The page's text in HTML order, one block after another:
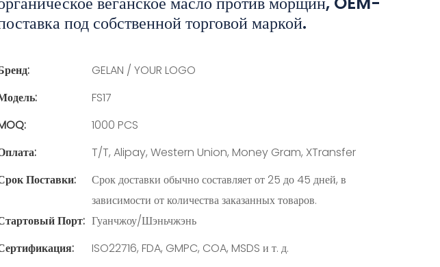
под собственной торговой маркой.
GELAN / YOUR LOGO
FS17
1000 PCS
T/T, Alipay, Western Union, Money Gram, XTransfer
Поставки:
Срок доставки обычно составляет от 25 до 45 дней, в
зависимости от количества заказанных товаров.
Порт: Гуанчжоу/Шэньчжэнь
ISO22716, FDA, GMPC, COA, MSDS и т. д.